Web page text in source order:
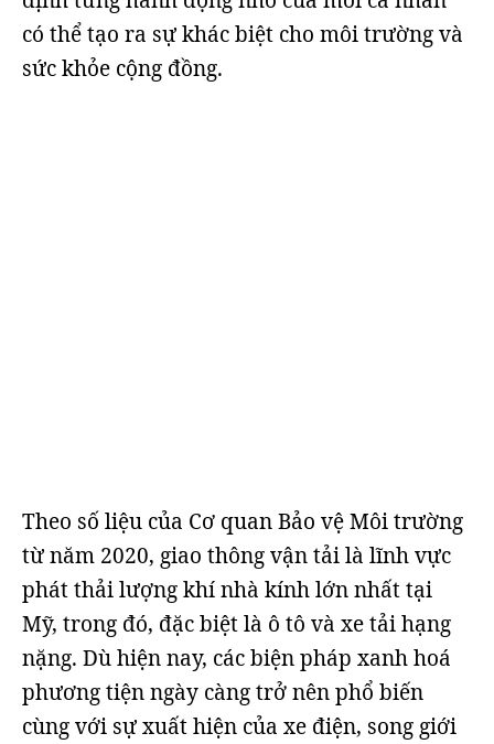
có thể tạo ra sự khác biệt cho môi trường và
sức khỏe cộng đồng.
Theo số liệu của Cơ quan Bảo vệ Môi trường
từ năm 2020, giao thông vận tải là lĩnh vực
phát thải lượng khí nhà kính lớn nhất tại
Mỹ, trong đó, đặc biệt là ô tô và xe tải hạng
nặng. Dù hiện nay, các biện pháp xanh hoá
phương tiện ngày càng trở nên phổ biến
cùng với sự xuất hiện của xe điện, song giới